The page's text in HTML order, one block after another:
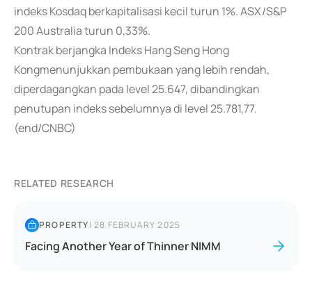
indeks Kosdaq berkapitalisasi kecil turun 1%. ASX/S&P
200 Australia turun 0,33%.
Kontrak berjangka Indeks Hang Seng Hong
Kongmenunjukkan pembukaan yang lebih rendah,
diperdagangkan pada level 25.647, dibandingkan
penutupan indeks sebelumnya di level 25.781,77.
(end/CNBC)
RELATED RESEARCH
PROPERTY|28 FEBRUARY 2025
Facing Another Year of Thinner NIMM